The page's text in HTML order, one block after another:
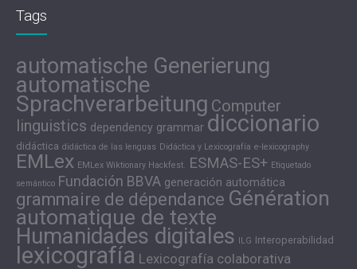
Tags
automatische Generierung
automatische
Sprachverarbeitung Computer
linguistics dependency grammar diccionario
didáctica didáctica de las lenguas Didáctica y Lexicografía e-lexicography
EMLex EMLex Wiktionary Hackfest. ESMAS-ES+ Etiquetado
semántico Fundación BBVA generación automática
grammaire de dépendance Génération
automatique de texte
Humanidades digitales ILG Interoperabilidad
lexicografía Lexicografía colaborativa